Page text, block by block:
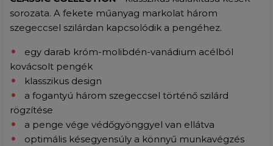
sorozata. A fekete műanyag markolat három
szegeccsel szilárdan kapcsolódik a pengéhez.
egy darab króm-molibdén-vanádium acélból
kovácsolt pengék
klasszikus design
a fogantyú három szegeccsel történő szilárd
rögzítése
a penge vége védőgyönggyel van ellátva
optimális késegyensúly a könnyű munkavégzés